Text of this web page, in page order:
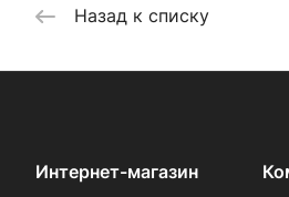
Назад к списку
Интернет-магазин